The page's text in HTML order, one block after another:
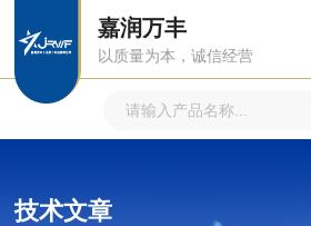
嘉润万丰
以质量为本，诚信经营
技术文章